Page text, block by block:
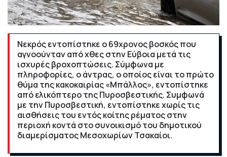
Νεκρός εντοπίστηκε ο 69χρονος βοσκός που
αγνοούνταν από χθες στην Εύβοια μετά τις
ισχυρές βροχοπτώσεις. Σύμφωνα με
πληροφορίες, ο άντρας, ο οποίος είναι το πρώτο
θύμα της κακοκαιρίας «Μπάλλος», εντοπίστηκε
από ελικόπτερο της Πυροσβεστικής. Συμφωνά
με την Πυροσβεστική, εντοπίστηκε χωρίς τις
αισθήσεις του εντός κοίτης ρέματος στην
περιοχή κοντά στο συνοικισμό του δημοτικού
διαμερίσματος Μεσοχωρίων Τσακαίοι.